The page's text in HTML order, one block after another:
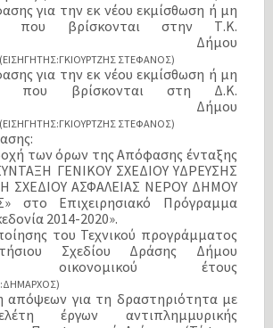
για την εκ νέου εκμίσθωση ή μη
που βρίσκονται στην Τ.Κ.
Δήμου
(ΕΙΣΗΓΗΤΗΣ:ΓΚΙΟΥΡΤΖΗΣ ΣΤΕΦΑΝΟΣ)
για την εκ νέου εκμίσθωση ή μη
που βρίσκονται στη Δ.Κ.
Δήμου
(ΕΙΣΗΓΗΤΗΣ:ΓΚΙΟΥΡΤΖΗΣ ΣΤΕΦΑΝΟΣ)
των όρων της Απόφασης ένταξης
ΓΕΝΙΚΟΥ ΣΧΕΔΙΟΥ ΥΔΡΕΥΣΗΣ
ΣΧΕΔΙΟΥ ΑΣΦΑΛΕΙΑΣ ΝΕΡΟΥ ΔΗΜΟΥ
στο Επιχειρησιακό Πρόγραμμα
2014-2020».
του Τεχνικού προγράμματος
Σχεδίου Δράσης Δήμου
οικονομικού έτους
απόψεων για τη δραστηριότητα με
έργων αντιπλημμυρικής